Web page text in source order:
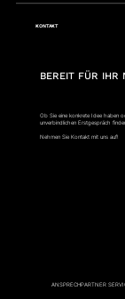
KONTAKT
BEREIT FÜR IHR
Ob Sie eine konkrete Idee haben
unverbindlichen Erstgespräch
Nehmen Sie Kontakt mit uns auf!
ANSPRECHPARTNER